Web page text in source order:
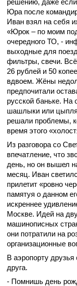
решению, даже
Юра после
Иван взял на себя
«Юрок – по моим
очередного ТО, -
выходные для
фильтры, свечи.
26 рублей и 50
вдвоем. Жёны
предпочитали
русской баньке. На
шашлыки или
решали проблемы,
время этого
Из разговора со
впечатление, что
день, но он вышел
месяц. Иван
прилетит «ровно
памятуя о данном
искреннее
Москве. Идей на
машинописных
они потратили на
организационные
В аэропорту друзья
друга.
- Помнишь день